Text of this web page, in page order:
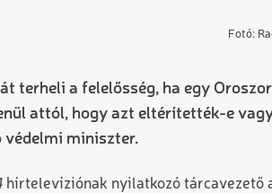
Fotó:
terheli a felelősség, ha egy
attól, hogy azt eltérítették-e
védelmi miniszter.
hírtelevíziónak nyilatkozó tárcavezető